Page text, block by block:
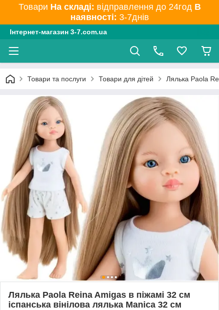
Товари На складі: відправлення до 24год В
наявності: 3-7днів
Інтернет-магазин 3-7.com.ua
Товари та послуги Товари для дітей Лялька Paola
Лялька Paola Reina Amigas в піжамі 32 см
іспанська вінілова лялька Manica 32 см